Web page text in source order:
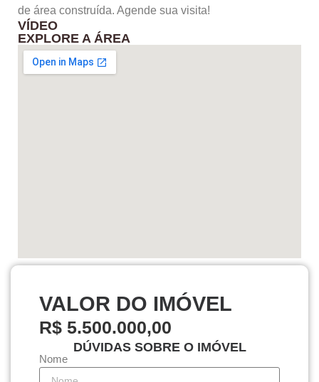
de área construída. Agende sua visita!
VÍDEO
EXPLORE A ÁREA
VALOR DO IMÓVEL
R$ 5.500.000,00
DÚVIDAS SOBRE O IMÓVEL
Nome